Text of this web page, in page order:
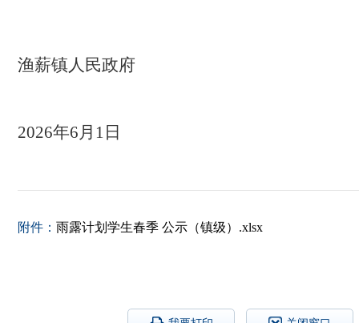
渔薪镇人民政府
2026年6月1日
附件： 雨露计划学生春季 公示（镇级）.xlsx